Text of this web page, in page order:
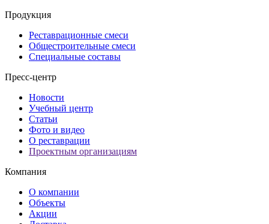
Продукция
Реставрационные смеси
Общестроительные смеси
Специальные составы
Пресс-центр
Новости
Учебный центр
Статьи
Фото и видео
О реставрации
Проектным организациям
Компания
О компании
Объекты
Акции